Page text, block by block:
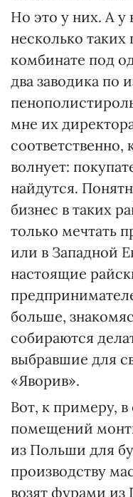
Но это у них. А у
несколько
комбинате под
два заводика по
мне их
соответственно,
волнует:
найдутся.
бизнес в таких
только мечтать
или в Западной
настоящие
больше,
собираются
выбравшие для
«Яворив».
Вот, к примеру,
помещений
из Польши для
производству
возят фурами